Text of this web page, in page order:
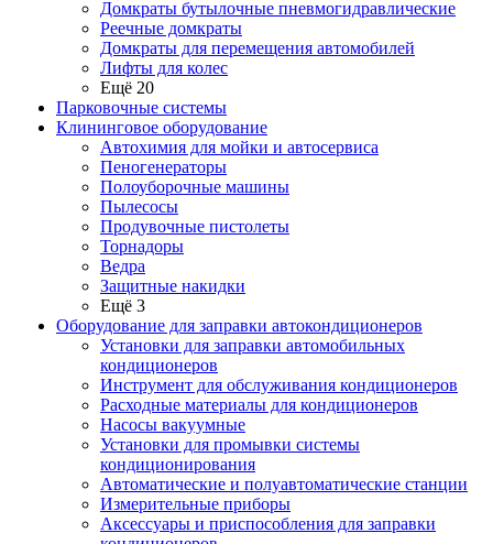
Домкраты бутылочные пневмогидравлические
Реечные домкраты
Домкраты для перемещения автомобилей
Лифты для колес
Ещё 20
Парковочные системы
Клининговое оборудование
Автохимия для мойки и автосервиса
Пеногенераторы
Полоуборочные машины
Пылесосы
Продувочные пистолеты
Торнадоры
Ведра
Защитные накидки
Ещё 3
Оборудование для заправки автокондиционеров
Установки для заправки автомобильных
кондиционеров
Инструмент для обслуживания кондиционеров
Расходные материалы для кондиционеров
Насосы вакуумные
Установки для промывки системы
кондиционирования
Автоматические и полуавтоматические станции
Измерительные приборы
Аксессуары и приспособления для заправки